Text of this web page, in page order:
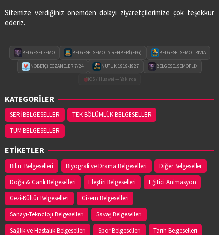
Sitemize verdiğiniz önemden dolayı ziyaretçilerimize çok teşekkür
ederiz.
BELGESELSEMO BELGESELSEMO TV REHBERİ (EPG) BELGESELSEMO TRIVIA
NÖBETÇİ ECZANELER 7/24 NUTUK 1919-1927
BELGESELSEMOFLIX
iOS / Huawei — Yakında
KATEGORİLER
SERİ BELGESELLER
TEK BÖLÜMLÜK BELGESELLER
TÜM BELGESELLER
ETİKETLER
Bilim Belgeselleri Biyografi ve Drama Belgeselleri
Diğer Belgeseller
Doğa & Canlı Belgeselleri
Eleştiri Belgeselleri
Eğitici Animasyon
Gezi-Kültür Belgeselleri
Gizem Belgeselleri
Sanayi-Teknoloji Belgeselleri
Savaş Belgeselleri
Sağlık ve Hastalık Belgeselleri
Spor Belgeselleri
Tarih Belgeselleri